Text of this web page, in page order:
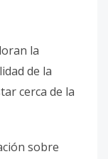
la
de la
cerca de la
sobre